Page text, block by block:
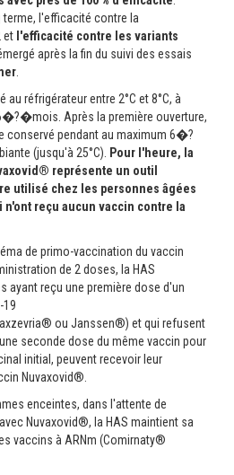
l'efficacité contre la
et l'efficacité contre les variants
après la fin du suivi des essais
réfrigérateur entre 2°C et 8°C, à
Après la première ouverture,
conservé pendant au maximum 6�?
(jusqu'à 25°C).
Pour l'heure, la
représente un outil
utilisé chez les personnes âgées
n'ont reçu aucun vaccin contre la
de primo-vaccination du vaccin
de 2 doses, la HAS
ayant reçu une première dose d'un
19
ou Janssen®) et qui refusent
seconde dose du même vaccin pour
initial, peuvent recevoir leur
Nuvaxovid®.
enceintes, dans l'attente de
Nuvaxovid®, la HAS maintient sa
vaccins à ARNm (Comirnaty®